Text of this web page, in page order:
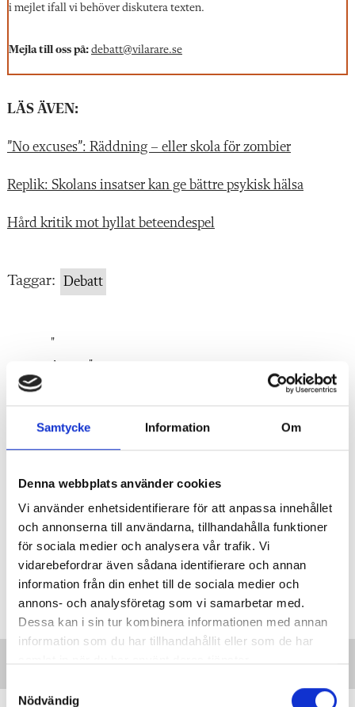
Samtycke Information Om
Denna webbplats använder cookies
Vi använder enhetsidentifierare för att anpassa innehållet
och annonserna till användarna, tillhandahålla funktioner
för sociala medier och analysera vår trafik. Vi
vidarebefordrar även sådana identifierare och annan
information från din enhet till de sociala medier och
annons- och analysföretag som vi samarbetar med.
Dessa kan i sin tur kombinera informationen med annan
information som du har tillhandahållit eller som de har
Nödvändig
i mejlet ifall vi behöver diskutera texten.
Mejla till oss på: debatt@vilarare.se
LÄS ÄVEN:
”No excuses”: Räddning – eller skola för zombier
Replik: Skolans insatser kan ge bättre psykisk hälsa
Hård kritik mot hyllat beteendespel
Taggar: Debatt
"
Annons "